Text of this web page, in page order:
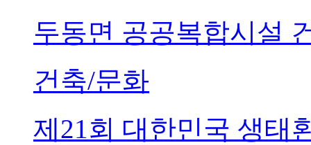
두동면 공공복합시설
건축/문화
제21회 대한민국 생태